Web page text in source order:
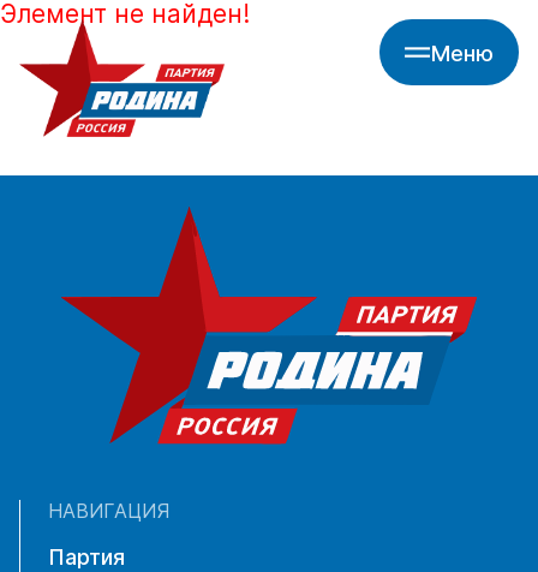
Меню
Элемент не найден!
НАВИГАЦИЯ
Партия